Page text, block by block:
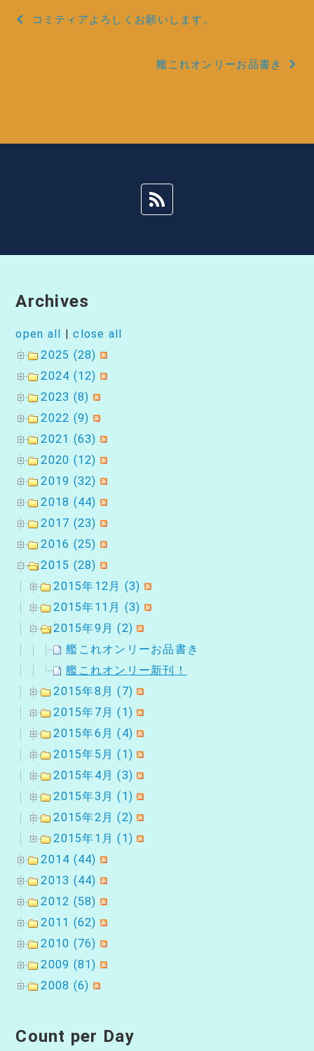
投
コミティアよろしくお願いします。
艦これオンリーお品書き
Archives
open all |close all
2025 (28)
2024 (12)
2023 (8)
2022 (9)
2021 (63)
2020 (12)
2019 (32)
2018 (44)
2017 (23)
2016 (25)
2015 (28)
2015年12月 (3)
2015年11月 (3)
2015年9月 (2)
艦これオンリーお品書き
艦これオンリー新刊！
2015年8月 (7)
2015年7月 (1)
2015年6月 (4)
2015年5月 (1)
2015年4月 (3)
2015年3月 (1)
2015年2月 (2)
2015年1月 (1)
2014 (44)
2013 (44)
2012 (58)
2011 (62)
2010 (76)
2009 (81)
2008 (6)
Count per Day